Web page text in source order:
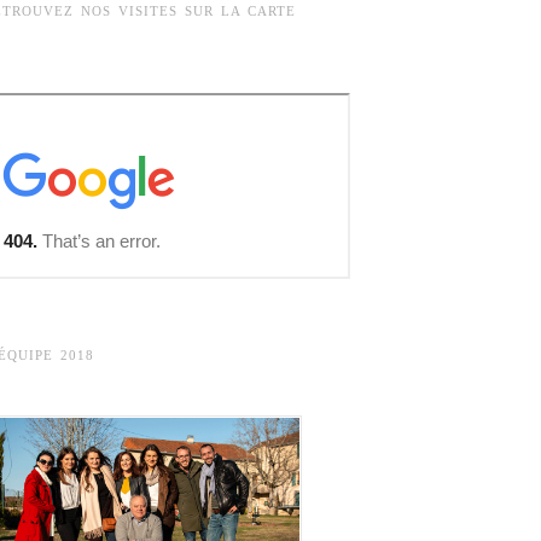
NOS VISITES SUR LA CARTE
2018